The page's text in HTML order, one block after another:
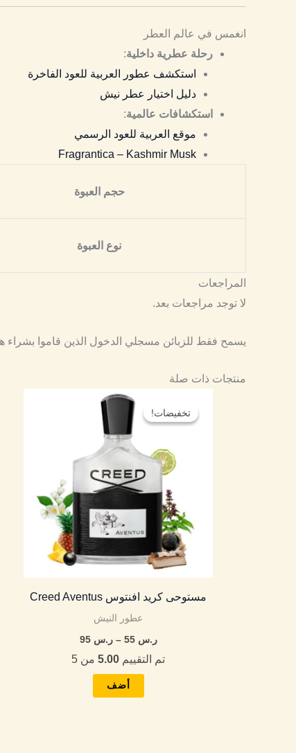
انغمس في عالم العطر
رحلة عطرية داخلية:
استكشف عطور العربية للعود الفاخرة
دليل اختيار عطر نيش
استكشافات عالمية:
موقع العربية للعود الرسمي
Fragrantica – Kashmir Musk
حجم العبوة
نوع العبوة
المراجعات
لا توجد مراجعات بعد.
يسمح فقط للزبائن مسجلي الدخول الذين قاموا بشراء
منتجات ذات صلة
تخفيضات!
تخفيضات!
مستوحى كريد افنتوس Creed Aventus
عطور النيش
ر.س 55
–ر.س 95
⁦ر.س 95⁩
تم التقييم 5.00 من 5
أضف
الأشكال
المختلفة
لهذا
المنتج.
يمكن
اختيار
الخيارات
على
المنتج